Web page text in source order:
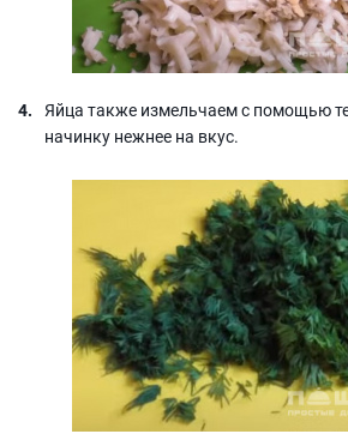
Яйца также измельчаем с помощью
начинку нежнее на вкус.